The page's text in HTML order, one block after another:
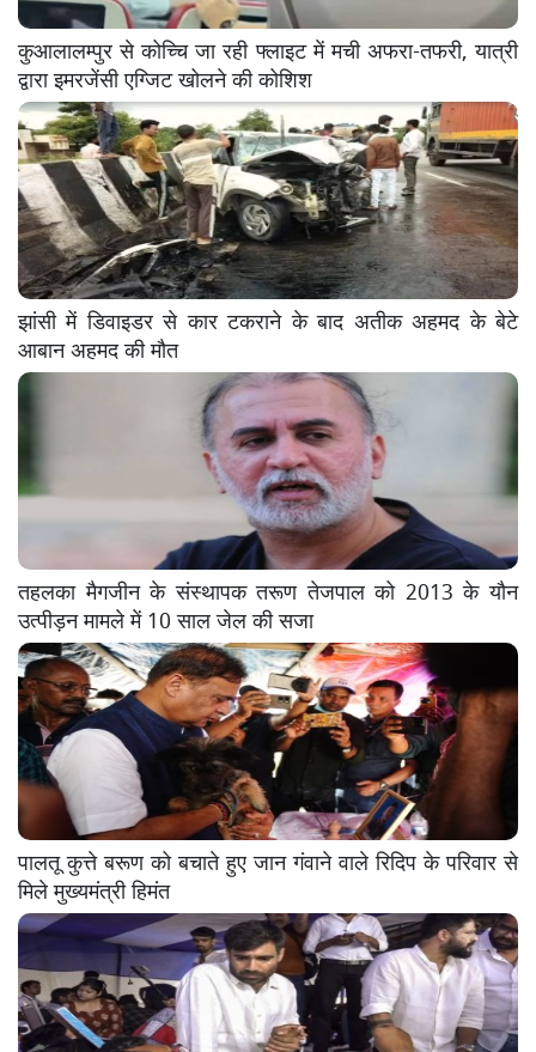
कुआलालम्पुर से कोच्चि जा रही फ्लाइट में मची अफरा-तफरी, यात्री
द्वारा इमरजेंसी एग्जिट खोलने की कोशिश
झांसी में डिवाइडर से कार टकराने के बाद अतीक अहमद के बेटे
आबान अहमद की मौत
तहलका मैगजीन के संस्थापक तरूण तेजपाल को 2013 के यौन
उत्पीड़न मामले में 10 साल जेल की सजा
पालतू कुत्ते बरूण को बचाते हुए जान गंवाने वाले रिदिप के परिवार से
मिले मुख्यमंत्री हिमंत